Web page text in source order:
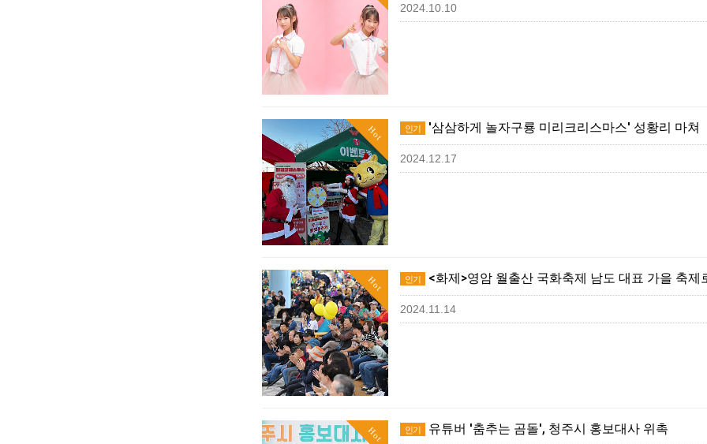
2024.10.10
Hot 인기 '삼삼하게 놀자구룡 미리크리스마스' 성황리 마쳐
2024.12.17
Hot 인기 <화제>영암 월출산 국화축제 남도 대표 가을 축제
2024.11.14
Hot 인기 유튜버 '춤추는 곰돌', 청주시 홍보대사 위촉